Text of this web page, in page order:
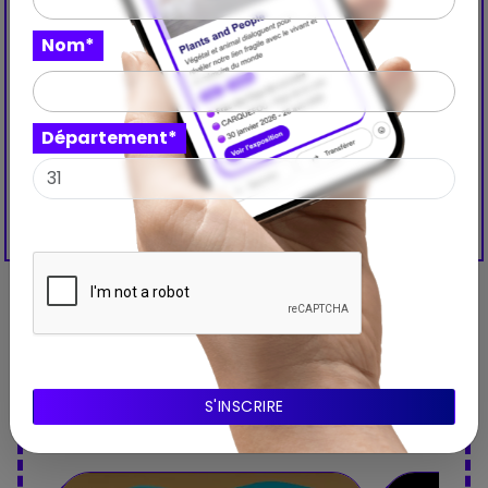
Découvrez aussi ces
expositions à proximité
Nom*
Département*